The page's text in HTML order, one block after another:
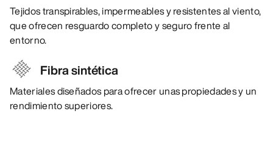
Tejidos transpirables, impermeables y resistentes al viento,
que ofrecen resguardo completo y seguro frente al
entorno.
Fibra sintética
Materiales diseñados para ofrecer unas propiedades y un
rendimiento superiores.